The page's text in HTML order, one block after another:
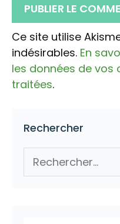
Ce site utilise
indésirables. En
les données de
traitées.
Rechercher